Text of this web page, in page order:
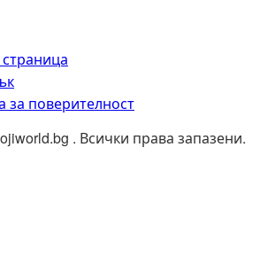
за поверителност
. Всички права запазени.